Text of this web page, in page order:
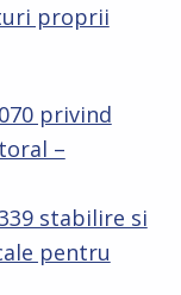
proprii
privind
–
stabilire si
pentru